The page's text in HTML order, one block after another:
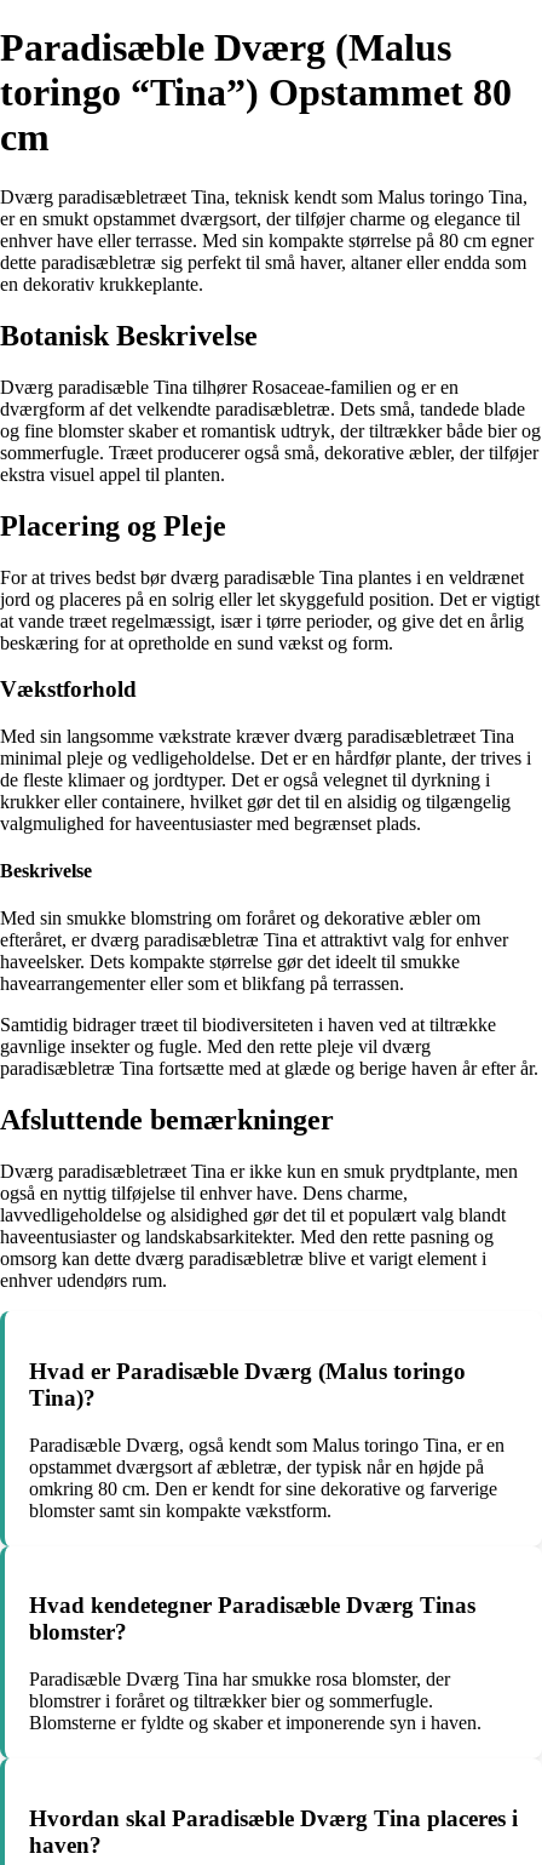
Paradisæble Dværg (Malus
toringo “Tina”) Opstammet 80
cm
Dværg paradisæbletræet Tina, teknisk kendt som Malus toringo Tina,
er en smukt opstammet dværgsort, der tilføjer charme og elegance til
enhver have eller terrasse. Med sin kompakte størrelse på 80 cm egner
dette paradisæbletræ sig perfekt til små haver, altaner eller endda som
en dekorativ krukkeplante.
Botanisk Beskrivelse
Dværg paradisæble Tina tilhører Rosaceae-familien og er en
dværgform af det velkendte paradisæbletræ. Dets små, tandede blade
og fine blomster skaber et romantisk udtryk, der tiltrækker både bier og
sommerfugle. Træet producerer også små, dekorative æbler, der tilføjer
ekstra visuel appel til planten.
Placering og Pleje
For at trives bedst bør dværg paradisæble Tina plantes i en veldrænet
jord og placeres på en solrig eller let skyggefuld position. Det er vigtigt
at vande træet regelmæssigt, især i tørre perioder, og give det en årlig
beskæring for at opretholde en sund vækst og form.
Vækstforhold
Med sin langsomme vækstrate kræver dværg paradisæbletræet Tina
minimal pleje og vedligeholdelse. Det er en hårdfør plante, der trives i
de fleste klimaer og jordtyper. Det er også velegnet til dyrkning i
krukker eller containere, hvilket gør det til en alsidig og tilgængelig
valgmulighed for haveentusiaster med begrænset plads.
Beskrivelse
Med sin smukke blomstring om foråret og dekorative æbler om
efteråret, er dværg paradisæbletræ Tina et attraktivt valg for enhver
haveelsker. Dets kompakte størrelse gør det ideelt til smukke
havearrangementer eller som et blikfang på terrassen.
Samtidig bidrager træet til biodiversiteten i haven ved at tiltrække
gavnlige insekter og fugle. Med den rette pleje vil dværg
paradisæbletræ Tina fortsætte med at glæde og berige haven år efter år.
Afsluttende bemærkninger
Dværg paradisæbletræet Tina er ikke kun en smuk prydtplante, men
også en nyttig tilføjelse til enhver have. Dens charme,
lavvedligeholdelse og alsidighed gør det til et populært valg blandt
haveentusiaster og landskabsarkitekter. Med den rette pasning og
omsorg kan dette dværg paradisæbletræ blive et varigt element i
enhver udendørs rum.
Hvad er Paradisæble Dværg (Malus toringo
Tina)?
Paradisæble Dværg, også kendt som Malus toringo Tina, er en
opstammet dværgsort af æbletræ, der typisk når en højde på
omkring 80 cm. Den er kendt for sine dekorative og farverige
blomster samt sin kompakte vækstform.
Hvad kendetegner Paradisæble Dværg Tinas
blomster?
Paradisæble Dværg Tina har smukke rosa blomster, der
blomstrer i foråret og tiltrækker bier og sommerfugle.
Blomsterne er fyldte og skaber et imponerende syn i haven.
Hvordan skal Paradisæble Dværg Tina placeres i
haven?